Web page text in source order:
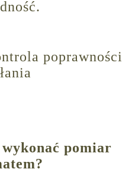
poprawności
pomiar